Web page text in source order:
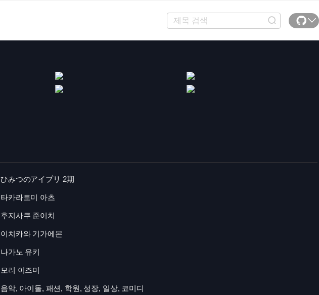
ひみつのアイプリ 2期
타카라토미 아츠
후지사쿠 준이치
이치카와 기가에몬
나가노 유키
모리 이즈미
음악, 아이돌, 패션, 학원, 성장, 일상, 코미디